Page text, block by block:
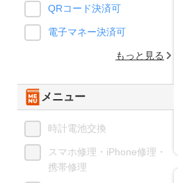
QRコード決済可
電子マネー決済可
もっと見る
メニュー
時計電池交換
スマホ修理・iPhone修理・
携帯修理